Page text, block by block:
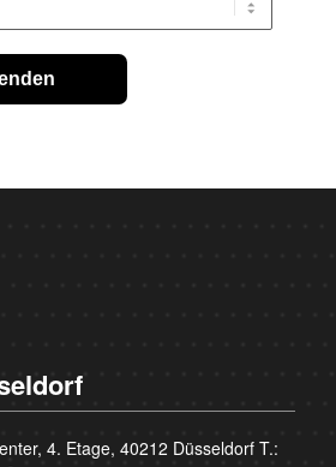
4. Etage, 40212 Düsseldorf T.: